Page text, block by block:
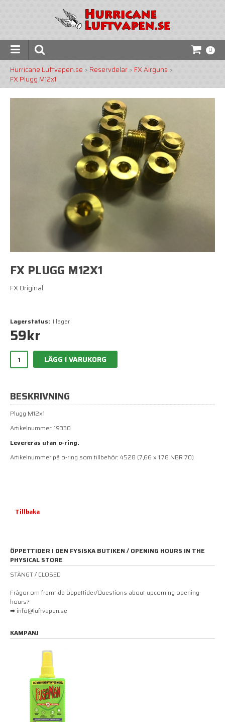
0
Hurricane Luftvapen.se > Reservdelar> FX Airguns >
FX Plugg M12x1
FX PLUGG M12X1
FX Original
Lagerstatus: I lager
59kr
LÄGG I VARUKORG
BESKRIVNING
Plugg M12x1
Artikelnummer: 19330
Levereras utan o-ring.
Artikelnummer på o-ring som tillbehör: 4528 (7,66 x 1,78 NBR 70)
Tillbaka
ÖPPETTIDER I DEN FYSISKA BUTIKEN / OPENING HOURS IN THE
PHYSICAL STORE
STÄNGT / CLOSED
Frågor om framtida öppettider/Questions about upcoming opening
hours?
➡ info@luftvapen.se
KAMPANJ